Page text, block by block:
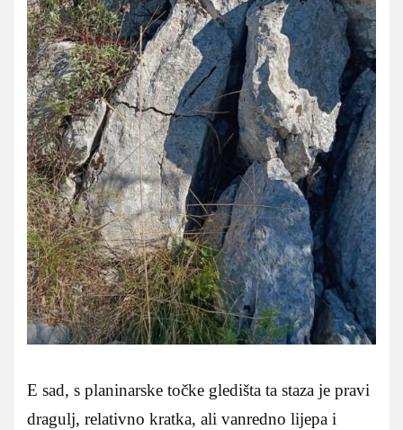
E sad, s planinarske točke gledišta ta staza je pravi
dragulj, relativno kratka, ali vanredno lijepa i